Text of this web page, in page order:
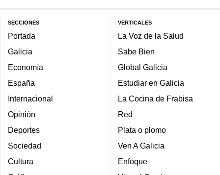
SECCIONES
Portada
Galicia
Economía
España
Internacional
Opinión
Deportes
Sociedad
Cultura
VERTICALES
La Voz de la Salud
Sabe Bien
Global Galicia
Estudiar en Galicia
La Cocina de Frabisa
Red
Plata o plomo
Ven A Galicia
Enfoque